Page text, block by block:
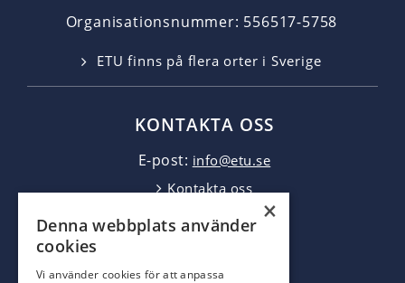
Organisationsnummer: 556517-5758
ETU finns på flera orter i Sverige
KONTAKTA OSS
E-post: info@etu.se
Kontakta oss
GDPR
×
Denna webbplats använder
cookies
Vi använder cookies för att anpassa